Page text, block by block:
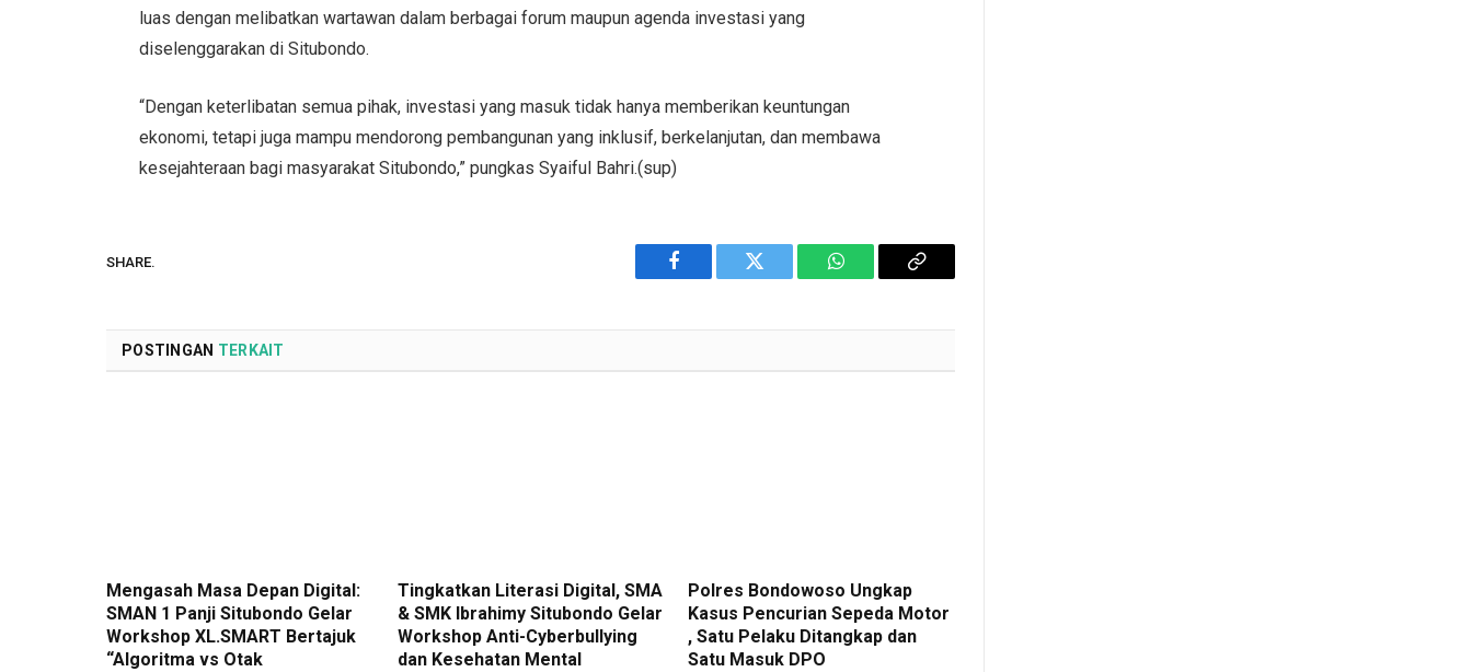
luas dengan melibatkan wartawan dalam berbagai forum maupun agenda investasi yang
diselenggarakan di Situbondo.
“Dengan keterlibatan semua pihak, investasi yang masuk tidak hanya memberikan keuntungan
ekonomi, tetapi juga mampu mendorong pembangunan yang inklusif, berkelanjutan, dan membawa
kesejahteraan bagi masyarakat Situbondo,” pungkas Syaiful Bahri.(sup)
SHARE.
Facebook Twitter WhatsAppCopy
POSTINGAN TERKAIT
Mengasah Masa Depan Digital:
SMAN 1 Panji Situbondo Gelar
Workshop XL.SMART Bertajuk
“Algoritma vs Otak
Tingkatkan Literasi Digital, SMA
& SMK Ibrahimy Situbondo Gelar
Workshop Anti-Cyberbullying
dan Kesehatan Mental
Polres Bondowoso Ungkap
Kasus Pencurian Sepeda Motor
, Satu Pelaku Ditangkap dan
Satu Masuk DPO